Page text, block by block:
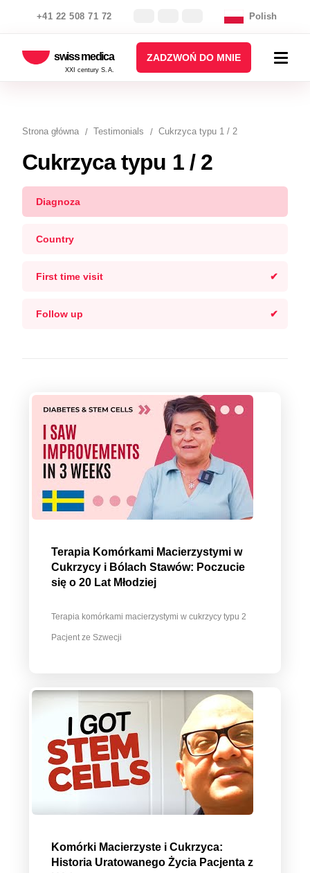
+41 22 508 71 72 Polish
swiss medica
XXI century S.A.
ZADZWOŃ DO MNIE
Strona główna Testimonials Cukrzyca typu 1 / 2
Cukrzyca typu 1 / 2
Diagnoza
Country
First time visit
Follow up
Terapia Komórkami Macierzystymi w
Cukrzycy i Bólach Stawów: Poczucie
się o 20 Lat Młodziej
Terapia komórkami macierzystymi w cukrzycy typu 2
Pacjent ze Szwecji
Komórki Macierzyste i Cukrzyca:
Historia Uratowanego Życia Pacjenta z